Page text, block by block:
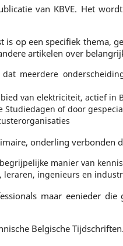
van KBVE. Het
op een specifiek thema,
artikelen over
meerdere
van elektriciteit, actief in
of door
onderling verbonden
manier van
leraren, ingenieurs en
maar eenieder
Belgische Tijdschriften.